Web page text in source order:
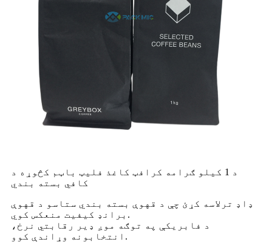
د 1 کیلو ګرامه کرافټ کاغذ فلیټ باټم کڅوړه د
کافي بسته بندي
ډاډ ترلاسه کړئ چې د قهوې بسته بندي ستاسو د قهوې
برانډ کیفیت منعکس کوي.
د فابریکې په توګه موږ ډیر رقابتي نرخ،
انتخابونه وړاندې کوو.